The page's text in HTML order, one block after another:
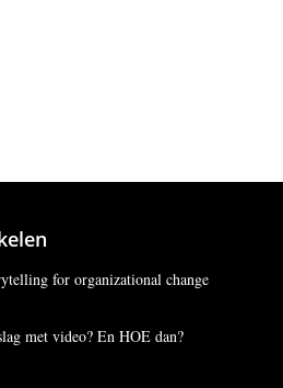
for organizational change
met video? En HOE dan?